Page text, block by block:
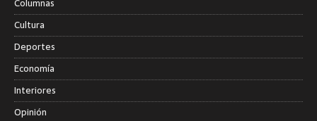
Columnas
Cultura
Deportes
Economía
Interiores
Opinión